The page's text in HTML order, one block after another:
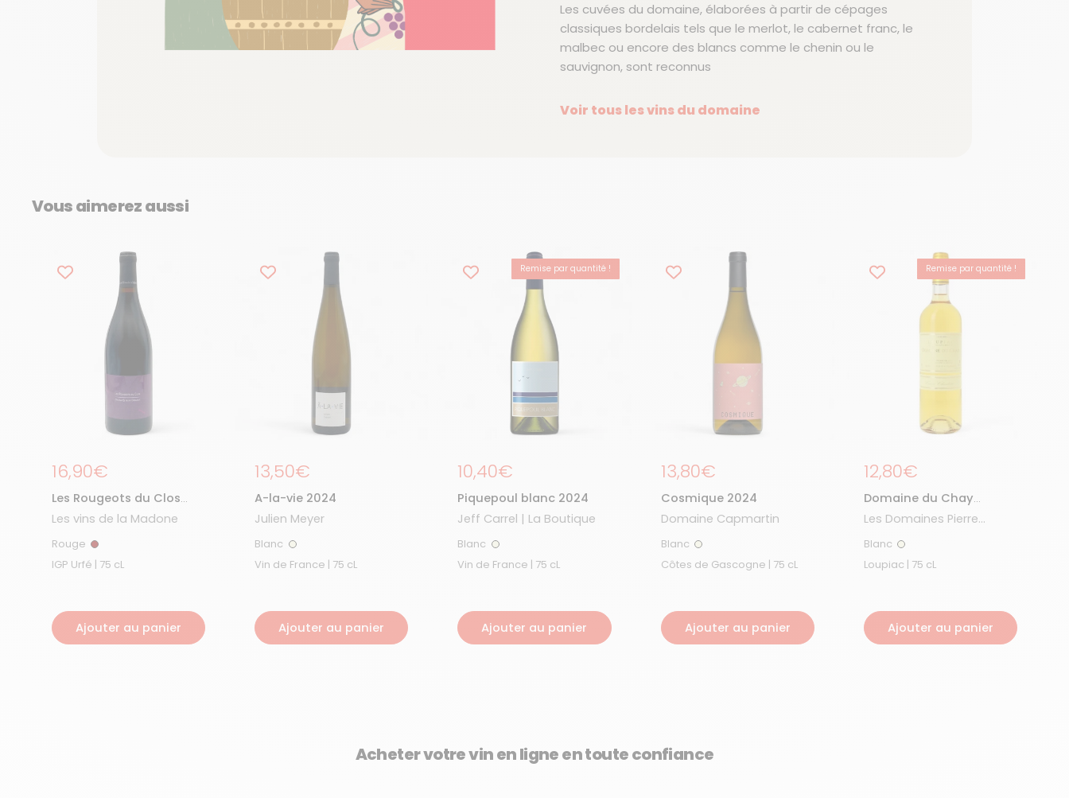
Les cuvées du domaine, élaborées à partir de cépages
classiques bordelais tels que le merlot, le cabernet franc, le
malbec ou encore des blancs comme le chenin ou le
sauvignon, sont reconnus
Voir tous les vins du domaine
Vous aimerez aussi
Prix régulier
16,90€
Les Rougeots du Clos
2024
Les vins de la Madone
Rouge Rouge
IGP Urfé | 75 cL
Ajouter au panier
Prix régulier
13,50€
A-la-vie 2024
Julien Meyer
Blanc Blanc
Vin de France | 75 cL
Ajouter au panier
Remise par quantité !
Prix régulier
10,40€
Piquepoul blanc 2024
Jeff Carrel | La Boutique
Blanc Blanc
Vin de France | 75 cL
Ajouter au panier
Prix régulier
13,80€
Cosmique 2024
Domaine Capmartin
Blanc Blanc
Côtes de Gascogne | 75 cL
Ajouter au panier
Remise par quantité !
Prix régulier
12,80€
Domaine du Chay
Loupiac 2024
Les Domaines Pierre
Blanc Blanc
Loupiac | 75 cL
Ajouter au panier
Acheter votre vin en ligne en toute confiance